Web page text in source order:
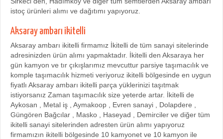
istoç ürünleri alımı ve dağıtımı yapıyoruz.
Aksaray ambarı ikitelli
Aksaray ambarı ikitelli firmamız İkitelli de tüm sanayi sitelerinde
adresinizden ürün alımı yapmaktadır. İkitelli den Aksaraya her
gün kamyon ve tır çıkışlarımız mevcuttur parsiye taşımacılık ve
komple taşımacılık hizmeti veriyoruz ikitelli bölgesinde en uygun
fiyatlı Aksaray ambarı ikitelli parça yüklerinizi taşıtmak
istiyorsanız Zaman taşımacılık size yeterde artar. İkitelli de
Aykosan , Metal iş , Aymakoop , Evren sanayi , Dolapdere ,
Güngören Bağcılar , Masko , Haseyad , Demirciler ve diğer tüm
ikitelli sanayi sitelerinden adresten ürün alımı yapıyoruz
firmamızın ikitelli bölgesinde 10 kamyonet ve 10 kamyon ile